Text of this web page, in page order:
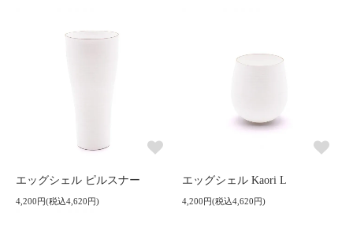
エッグシェル ピルスナー
4,200円(税込4,620円)
エッグシェル Kaori L
4,200円(税込4,620円)